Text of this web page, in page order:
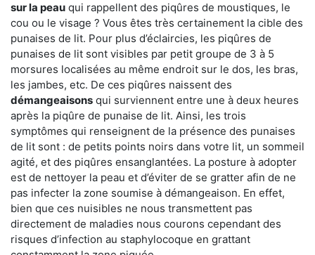
sur la peau qui rappellent des piqûres de moustiques, le
cou ou le visage ? Vous êtes très certainement la cible des
punaises de lit. Pour plus d’éclaircies, les piqûres de
punaises de lit sont visibles par petit groupe de 3 à 5
morsures localisées au même endroit sur le dos, les bras,
les jambes, etc. De ces piqûres naissent des
démangeaisons qui surviennent entre une à deux heures
après la piqûre de punaise de lit. Ainsi, les trois
symptômes qui renseignent de la présence des punaises
de lit sont : de petits points noirs dans votre lit, un sommeil
agité, et des piqûres ensanglantées. La posture à adopter
est de nettoyer la peau et d’éviter de se gratter afin de ne
pas infecter la zone soumise à démangeaison. En effet,
bien que ces nuisibles ne nous transmettent pas
directement de maladies nous courons cependant des
risques d’infection au staphylocoque en grattant